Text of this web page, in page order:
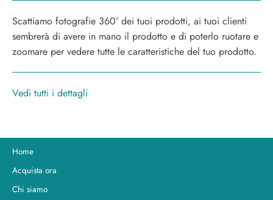
Scattiamo fotografie 360° dei tuoi prodotti, ai tuoi clienti
sembrerà di avere in mano il prodotto e di poterlo ruotare e
zoomare per vedere tutte le caratteristiche del tuo prodotto.
Vedi tutti i dettagli
Home
Acquista ora
Chi siamo